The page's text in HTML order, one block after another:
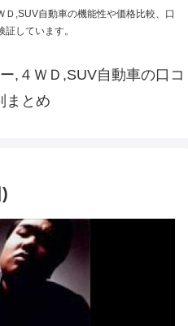
,SUV自動車の機能性や価格比較、口
証しています。
,４ＷＤ,SUV自動車の口コ
まとめ